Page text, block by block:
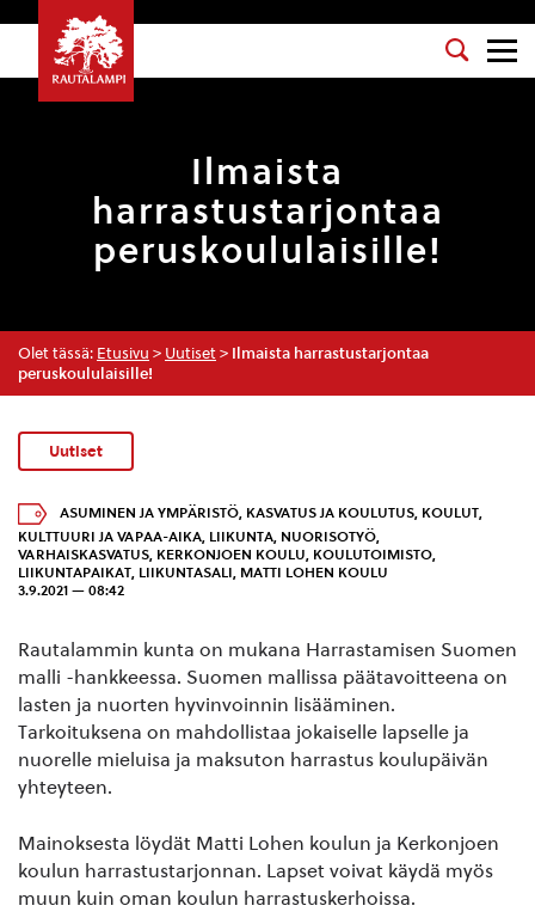
Ilmaista
harrastustarjontaa
peruskoululaisille!
Olet tässä: Etusivu > Uutiset > Ilmaista harrastustarjontaa
peruskoululaisille!
Uutiset
ASUMINEN JA YMPÄRISTÖ, KASVATUS JA KOULUTUS, KOULUT,
KULTTUURI JA VAPAA-AIKA LIIKUNTA NUORISOTYÖ
VARHAISKASVATUS KERKONJOEN KOULU KOULUTOIMISTO
LIIKUNTAPAIKAT LIIKUNTASALI MATTI LOHEN KOULU
3.9.2021 — 08:42
Rautalammin kunta on mukana Harrastamisen Suomen
malli -hankkeessa. Suomen mallissa päätavoitteena on
lasten ja nuorten hyvinvoinnin lisääminen.
Tarkoituksena on mahdollistaa jokaiselle lapselle ja
nuorelle mieluisa ja maksuton harrastus koulupäivän
yhteyteen.
Mainoksesta löydät Matti Lohen koulun ja Kerkonjoen
koulun harrastustarjonnan. Lapset voivat käydä myös
muun kuin oman koulun harrastuskerhoissa.